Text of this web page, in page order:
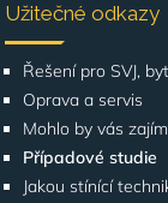
Užitečné odkazy
Řešení pro SVJ,
Oprava a servis
Mohlo by vás
Případové studie
Jakou stínící